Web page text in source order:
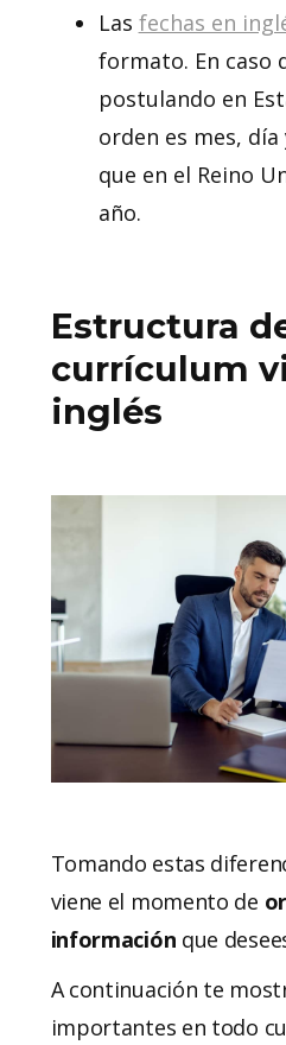
Las fechas en
formato. En caso
postulando en
orden es mes,
que en el Reino
año.
Estructura
currículum
inglés
Tomando estas
viene el momento de
información que
A continuación te
importantes en todo